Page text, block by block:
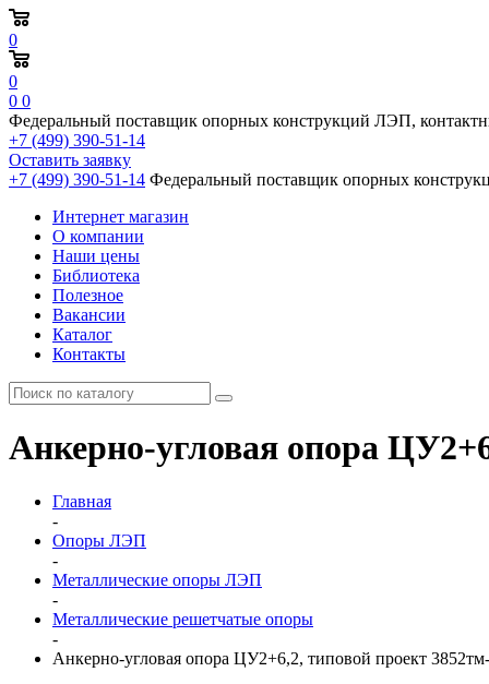
0
0
0 0
Федеральный поставщик опорных конструкций ЛЭП,
+7 (499) 390-51-14
Оставить заявку
+7 (499) 390-51-14 Федеральный поставщик опорных
Интернет магазин
О компании
Наши цены
Библиотека
Полезное
Вакансии
Каталог
Контакты
Анкерно-угловая опора
Главная
-
Опоры ЛЭП
-
Металлические опоры ЛЭП
-
Металлические решетчатые опоры
-
Анкерно-угловая опора ЦУ2+6,2, типовой проект